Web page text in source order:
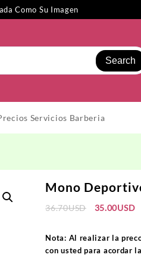
Como Su Imagen
Search
Servicios Barberia
Mono
36.70USD
El
35.00USDEl
Nota: Al realizar la
con usted para acordar